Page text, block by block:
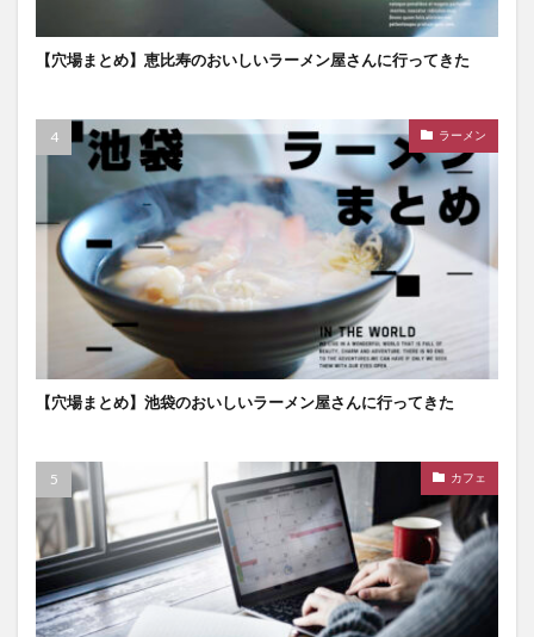
【穴場まとめ】恵比寿のおいしいラーメン屋さんに行ってきた
ラーメン
【穴場まとめ】池袋のおいしいラーメン屋さんに行ってきた
カフェ